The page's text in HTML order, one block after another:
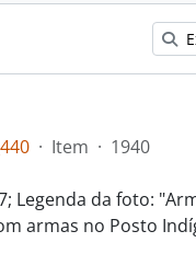
· Item · 1940
Legenda da foto:
armas no Posto